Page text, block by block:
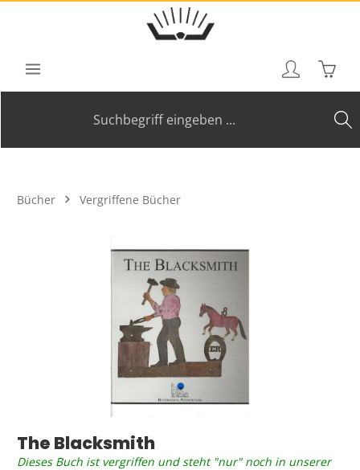
Zum Hauptinhalt springen
Bücher Vergriffene Bücher
The Blacksmith
Dieses Buch ist vergriffen und steht "nur" noch in unserer